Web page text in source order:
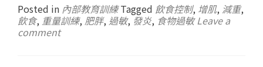
Posted in 內部教育訓練 Tagged 飲食控制, 增肌, 減重,
飲食, 重量訓練, 肥胖, 過敏, 發炎, 食物過敏 Leave a
comment